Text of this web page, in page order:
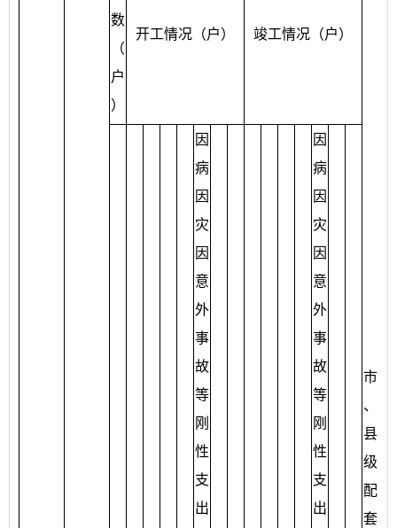
数
（
户
）
开工情况（户） 竣工情况（户）
市
、
县
级
配
套
因
病
因
灾
因
意
外
事
故
等
刚
性
支
出
因
病
因
灾
因
意
外
事
故
等
刚
性
支
出